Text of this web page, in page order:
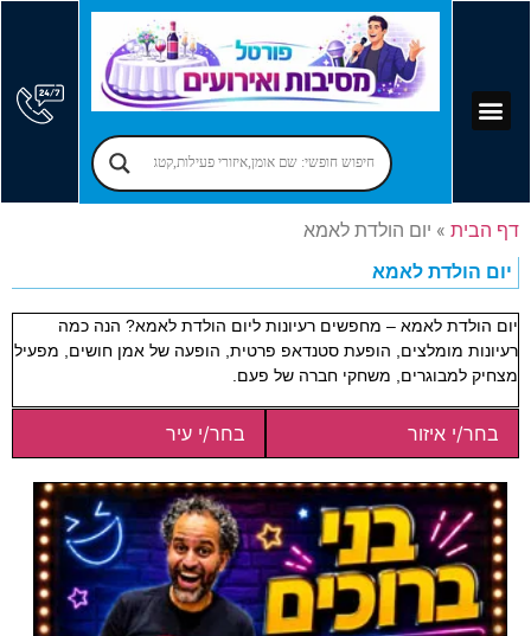
דף הבית » יום הולדת לאמא
יום הולדת לאמא
יום הולדת לאמא – מחפשים רעיונות ליום הולדת לאמא? הנה כמה
רעיונות מומלצים, הופעת סטנדאפ פרטית, הופעה של אמן חושים, מפעיל
מצחיק למבוגרים, משחקי חברה של פעם.